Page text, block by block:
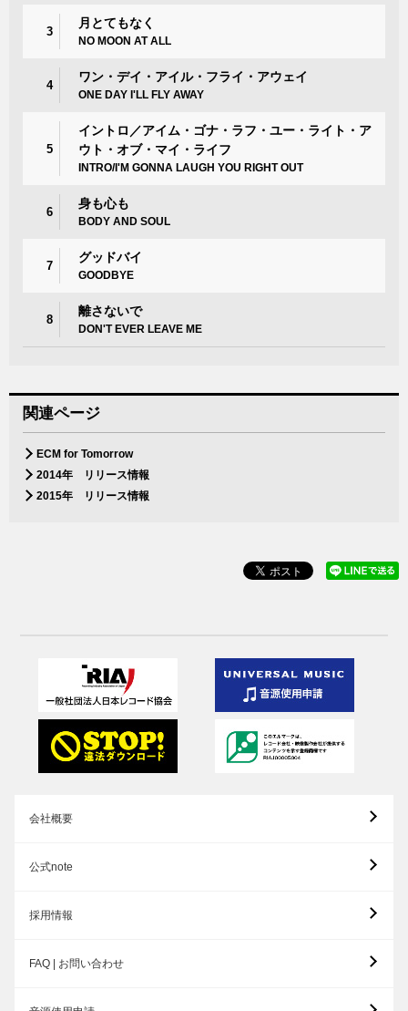
3
月とてもなく
NO MOON AT ALL
4
ワン・デイ・アイル・フライ・アウェイ
ONE DAY I'LL FLY AWAY
5
イントロ／アイム・ゴナ・ラフ・ユー・ライト・ア
ウト・オブ・マイ・ライフ
INTRO/I'M GONNA LAUGH YOU RIGHT OUT
6
身も心も
BODY AND SOUL
7
グッドバイ
GOODBYE
8
離さないで
DON'T EVER LEAVE ME
関連ページ
ECM for Tomorrow
2014年 リリース情報
2015年 リリース情報
会社概要
公式note
採用情報
FAQ | お問い合わせ